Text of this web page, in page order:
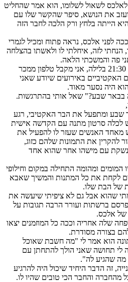
לאלכס לשאול לשלומו, הוא אמר שהחליט
את הנושא, סיפר שהקשר שלו עם
הייתה בלחץ ורק הלכה לחבר הזה
לפני אלכס, נראה פתוח ומכיל לגמרי
הנחתי לזה, איחלתי לו ולאשתו בהצלחה
פה והמשכתי הלאה.
יום החתונה הגיע, השעה הייתה 21:30 בלילה, אני מקבל טלפון ממכר
באירועים שיודע שאני
היה נסער מאוד.
שבע?" שאל אותי בהתרגשות.
שבע ומתפעל את הבר האקטיבי, רגע
לכלה סרטון מתנה עם הקדשה אישית
מאחד האנשים שעזר לו להפעיל את
להקרין את התמונות שלהם כזוג,
עם מישהו אחר שהוא אחד
המומים ומהומה התחילה במקום וחילופי
לקחת את כל המתנות והמשיך שאבא
של הבת שלו.
שהוא אבל גם לא ציפיתי שיעשה את
ברשתות ועורר הרבה תגובות על
של אלכס.
שלה אחריה וככה כל המוזמנים יצאו
בצורה מסודרת.
הוא אמר לי "מה חשבת שאוכל
לי תחושה שאני הולך להתחתן עם
מה שהגיע לה".
זה הדבר היחיד שיכול היה להרגיע
מהחברה והחבר הכי טובים שהיו לו.